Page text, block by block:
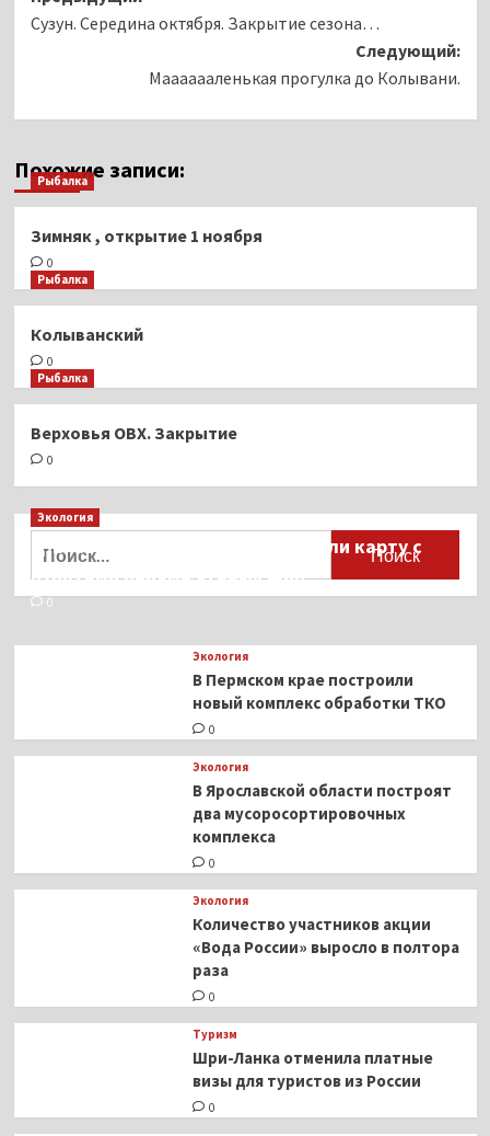
записи
Сузун. Середина октября. Закрытие сезона…
Следующий:
Мааааааленькая прогулка до Колывани.
Похожие записи:
Рыбалка
Зимняк , открытие 1 ноября
0
Рыбалка
Колыванский
0
Рыбалка
Верховья ОВХ. Закрытие
0
Экология
Для автомобилистов разработали карту с
пунктами приёма старых шин
0
Экология
В Пермском крае построили
новый комплекс обработки ТКО
0
Экология
В Ярославской области построят
два мусоросортировочных
комплекса
0
Экология
Количество участников акции
«Вода России» выросло в полтора
раза
0
Туризм
Шри-Ланка отменила платные
визы для туристов из России
0